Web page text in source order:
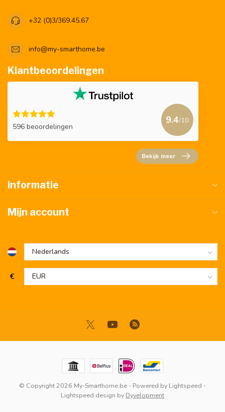
+32 (0)3/369.45.67
info@my-smarthome.be
Klantbeoordelingen
596 beoordelingen
9.4/10
Bekijk meer
Informatie
Mijn account
€
© Copyright 2026 My-Smarthome.be - Powered by Lightspeed -
Lightspeed design by Dyvelopment